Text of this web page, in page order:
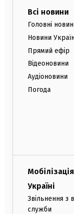
Всі новини
Головні
Новини
Прямий ефір
Відеоновини
Аудіоновини
Погода
Україні
Звільнення з
служби